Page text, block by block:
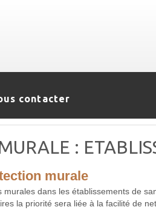
contacter
:
murale
murales dans les établissements de
la priorité sera liée à la facilité de